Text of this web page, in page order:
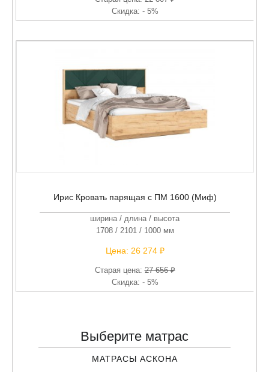
Скидка: - 5%
Ирис Кровать парящая с ПМ 1600 (Миф)
ширина / длина / высота
1708 / 2101 / 1000 мм
Цена: 26 274 ₽
Старая цена:27 656 ₽
Скидка: - 5%
Выберите матрас
МАТРАСЫ АСКОНА